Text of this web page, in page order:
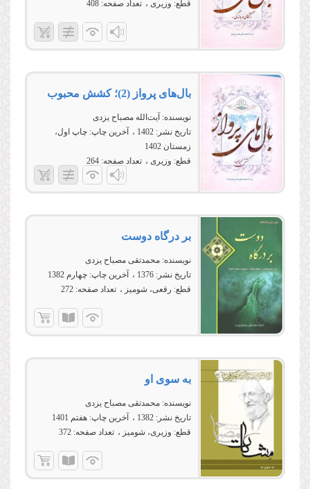
قطع: وزیری تعداد صفحه: 408
بال‌های پرواز (2)؛ کشش محبوب
نویسنده: آیت‌الله مصباح یزدی
تاریخ نشر: 1402 آخرین چاپ: چاپ اول،
زمستان 1402
قطع: وزیری تعداد صفحه: 264
بر درگاه دوست
نویسنده: محمدتقی مصباح یزدی
تاریخ نشر: 1376 آخرین چاپ: چهارم 1382
قطع: رقعی، شومیز تعداد صفحه: 272
به سوی او
نویسنده: محمدتقی مصباح یزدی
تاریخ نشر: 1382 آخرین چاپ: هفتم 1401
قطع: وزیری، شومیز تعداد صفحه: 372